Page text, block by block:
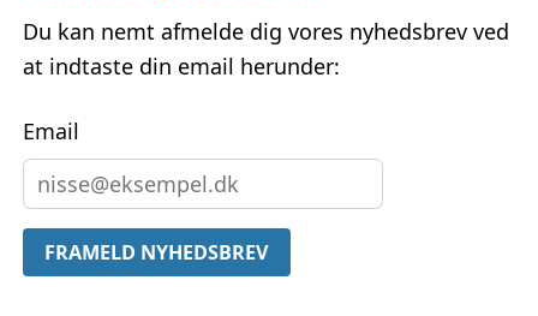
Du kan nemt afmelde dig vores nyhedsbrev ved
at indtaste din email herunder:
Email